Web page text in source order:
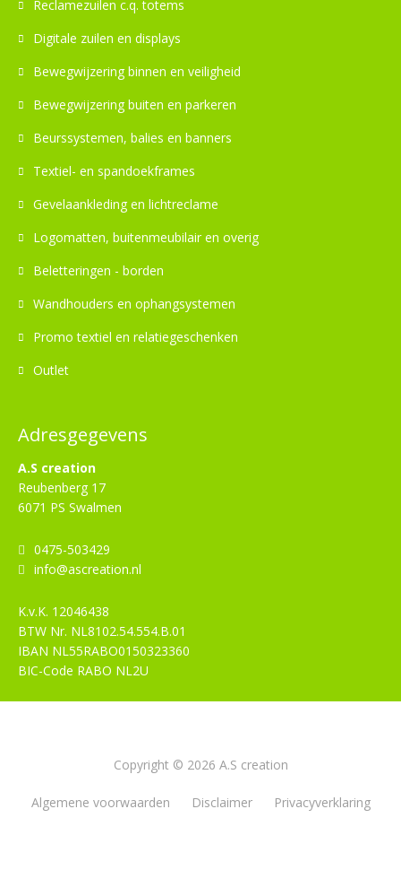
Adresgegevens
A.S creation
Reubenberg 17
6071 PS Swalmen
0475-503429
info@ascreation.nl
K.v.K. 12046438
BTW Nr. NL8102.54.554.B.01
IBAN NL55RABO0150323360
BIC-Code RABO NL2U
Reclamezuilen c.q. totems
Digitale zuilen en displays
Bewegwijzering binnen en veiligheid
Bewegwijzering buiten en parkeren
Beurssystemen, balies en banners
Textiel- en spandoekframes
Gevelaankleding en lichtreclame
Logomatten, buitenmeubilair en overig
Beletteringen - borden
Wandhouders en ophangsystemen
Promo textiel en relatiegeschenken
Outlet
Copyright © 2026 A.S creation
Algemene voorwaarden Disclaimer Privacyverklaring